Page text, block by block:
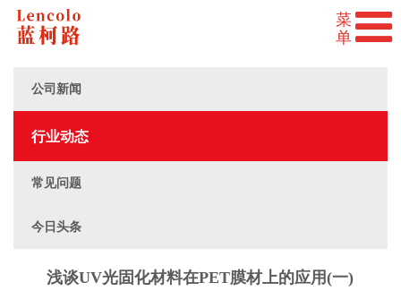
公司新闻
行业动态
常见问题
今日头条
浅谈UV光固化材料在PET膜材上的应用(一)